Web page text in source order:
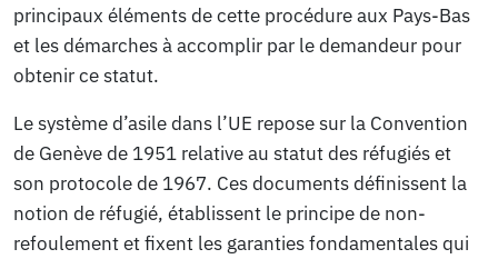
principaux éléments de cette procédure aux Pays-Bas
et les démarches à accomplir par le demandeur pour
obtenir ce statut.
Le système d’asile dans l’UE repose sur la Convention
de Genève de 1951 relative au statut des réfugiés et
son protocole de 1967. Ces documents définissent la
notion de réfugié, établissent le principe de non-
refoulement et fixent les garanties fondamentales qui